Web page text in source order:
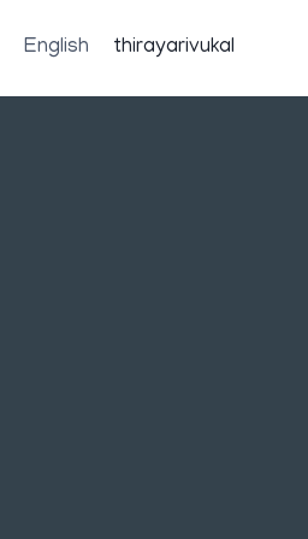
English thirayarivukal